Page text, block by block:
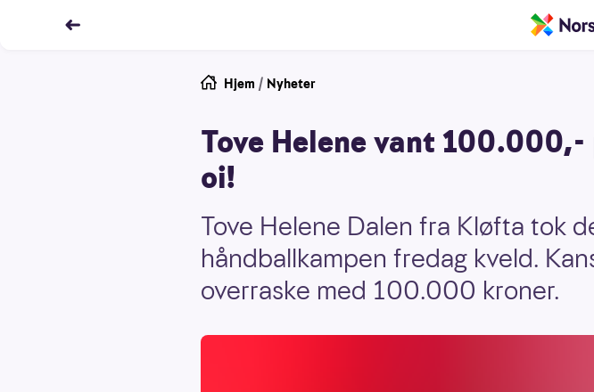
Hjem / Nyheter
Tove Helene vant
oi!
Tove Helene Dalen fra Kløfta tok
håndballkampen fredag kveld.
overraske med 100.000 kroner.